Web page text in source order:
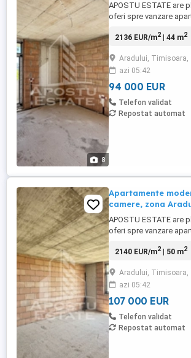
8
APOSTU ESTATE are
oferi spre vanzare
64 mp utili + terasa,
Aradului – nordul
Apartamentele se
cu materiale de calitate
2136 EUR/m2| 44 m2
Aradului, Timisoara,
azi 05:42
94 000 EUR
Telefon validat
Repostat automat
Apartamente
camere, zona
APOSTU ESTATE are
oferi spre vanzare
64 mp utili + terasa,
Aradului – nordul
Apartamentele se
cu materiale de calitate
2140 EUR/m2| 50 m2
Aradului, Timisoara,
azi 05:42
107 000 EUR
Telefon validat
Repostat automat